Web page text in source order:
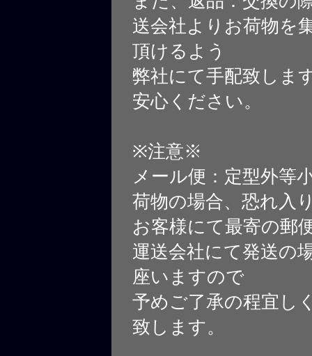
送会社よりお荷物を
頂けるよう
弊社にて手配致しま
安心ください。
※注意※
メール便：定型外等
荷物の場合、恐れ入
お客様にて最寄の郵
運送会社にて発送の
座いますので
予めご了承の程宜し
致します。